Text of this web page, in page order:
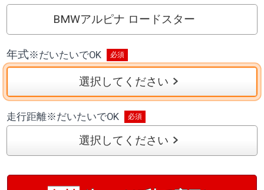
BMWアルピナ ロードスター
年式※だいたいでOK
選択してください
走行距離※だいたいでOK
選択してください